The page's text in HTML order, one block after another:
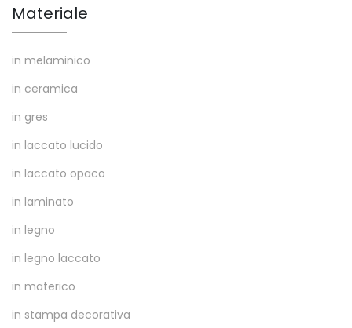
Materiale
in melaminico
in ceramica
in gres
in laccato lucido
in laccato opaco
in laminato
in legno
in legno laccato
in materico
in stampa decorativa